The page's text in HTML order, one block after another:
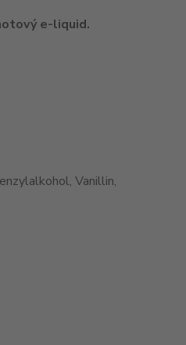
e-liquid.
Vanillin,